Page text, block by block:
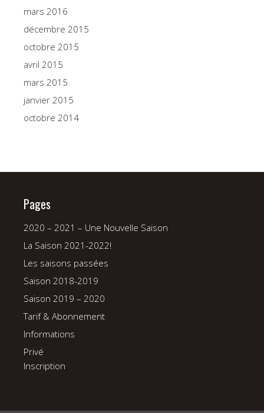
mars 2016
décembre 2015
octobre 2015
avril 2015
mars 2015
janvier 2015
octobre 2014
Pages
2020 – 2021 – Une Nouvelle Saison
La Saison 2021-2022!
Les saisons passées
Saison 2018-2019
Saison 2019 – 2020
Tarif & Abonnement
Informations
Privé
Inscription